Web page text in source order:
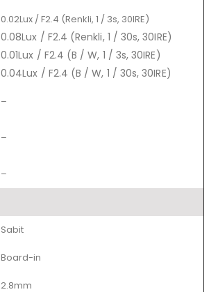
0.02Lux / F2.4 (Renkli, 1 / 3s, 30IRE)
0.08Lux / F2.4 (Renkli, 1 / 30s, 30IRE)
0.01Lux / F2.4 (B / W, 1 / 3s, 30IRE)
0.04Lux / F2.4 (B / W, 1 / 30s, 30IRE)
–
–
–
Sabit
Board-in
2.8mm